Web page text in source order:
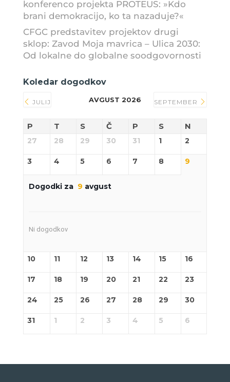
konferenco projekta PROTEUS: »Kdo
brani demokracijo, ko ta nazaduje?«
CFGC predstavitev projektov drugi
sklop: Zavod Moja mavrica – Ulica 2030:
Od lokalne do globalne soodgovornosti
Koledar dogodkov
JULIJ AVGUST 2026 SEPTEMBER
P T S Č P S N
27 28 29 30 31 1 2
3 4 5 6 7 8 9
Dogodki za 9 avgust
Ni dogodkov
10 11 12 13 14 15 16
17 18 19 20 21 22 23
24 25 26 27 28 29 30
31 1 2 3 4 5 6